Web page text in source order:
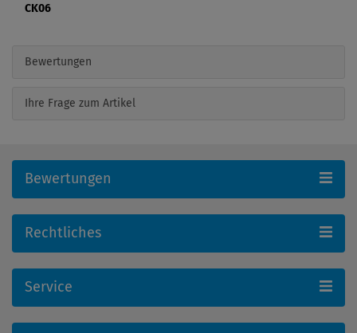
CK06
Bewertungen
Ihre Frage zum Artikel
Bewertungen
Rechtliches
Service